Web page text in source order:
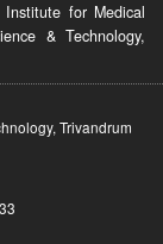
for Medical
& Technology,
Trivandrum